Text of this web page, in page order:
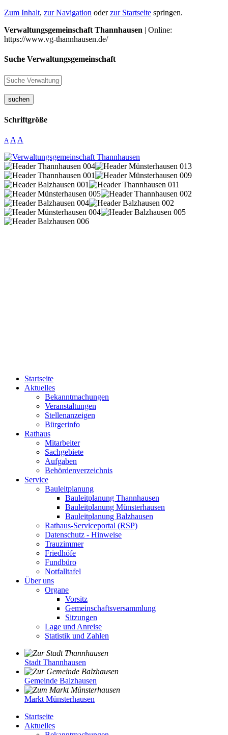
Zum Inhalt, zur Navigation oderzur Startseite springen.
Verwaltungsgemeinschaft Thannhausen | Online:
https://www.vg-thannhausen.de/
Suche Verwaltungsgemeinschaft
suchen
Schriftgröße
A A A
Startseite
Aktuelles
Bekanntmachungen
Veranstaltungen
Stellenanzeigen
Bürgerinfo
Rathaus
Mitarbeiter
Sachgebiete
Aufgaben
Behördenverzeichnis
Service
Bauleitplanung
Bauleitplanung Thannhausen
Bauleitplanung Münsterhausen
Bauleitplanung Balzhausen
Rathaus-Serviceportal (RSP)
Datenschutz - Hinweise
Trauzimmer
Friedhöfe
Fundbüro
Notfalltafel
Über uns
Organe
Vorsitz
Gemeinschaftsversammlung
Sitzungen
Lage und Anreise
Statistik und Zahlen
Stadt Thannhausen
Gemeinde Balzhausen
Markt Münsterhausen
Startseite
Aktuelles